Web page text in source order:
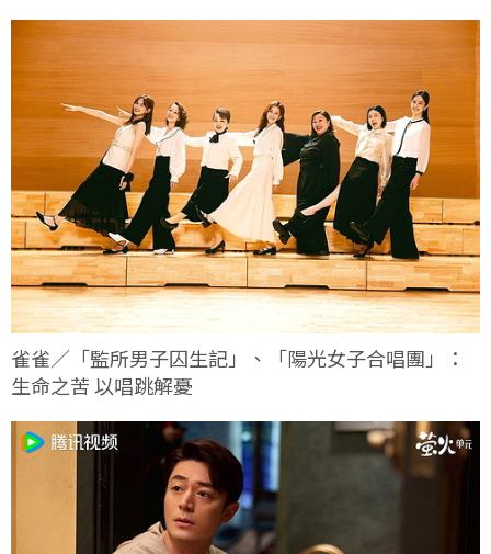
雀雀／「監所男子囚生記」、「陽光女子合唱團」：
生命之苦 以唱跳解憂